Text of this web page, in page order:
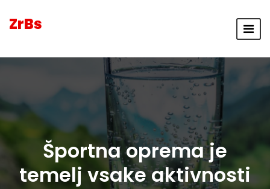
ZrBs
Športna oprema je
temelj vsake aktivnosti